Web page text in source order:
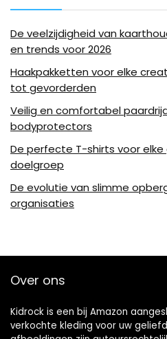
De veelzijdigheid van
en trends voor 2026
Haakpakketten voor elke
tot gevorderden
Veilig en comfortabel
bodyprotectors
De perfecte T-shirts voor
doelgroep
De evolutie van slimme
organisaties
Over ons
Kidrock is een bij Amazon
verkochte kleding voor uw